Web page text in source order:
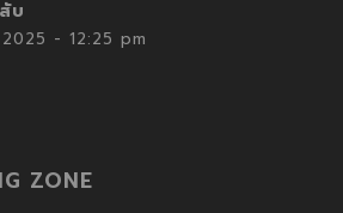
บ
- 12:25 pm
ZONE